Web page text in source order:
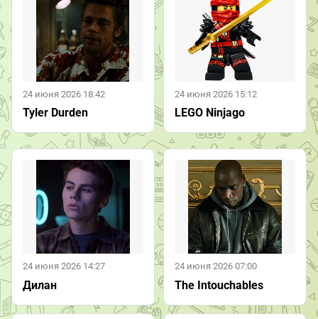
24 июня 2026 18:42
Tyler Durden
24 июня 2026 15:12
LEGO Ninjago
24 июня 2026 14:27
Дилан
24 июня 2026 07:00
The Intouchables